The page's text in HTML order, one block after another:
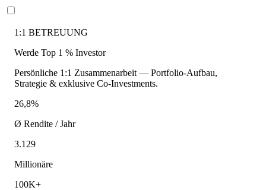
1:1 BETREUUNG
Werde Top 1 % Investor
Persönliche 1:1 Zusammenarbeit — Portfolio-Aufbau,
Strategie & exklusive Co-Investments.
26,8%
Ø Rendite / Jahr
3.129
Millionäre
100K+